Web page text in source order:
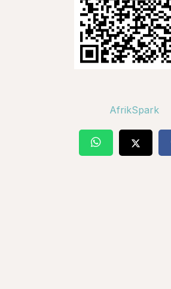
AfrikSpark